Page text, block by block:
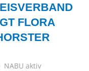
FLORA
NABU aktiv